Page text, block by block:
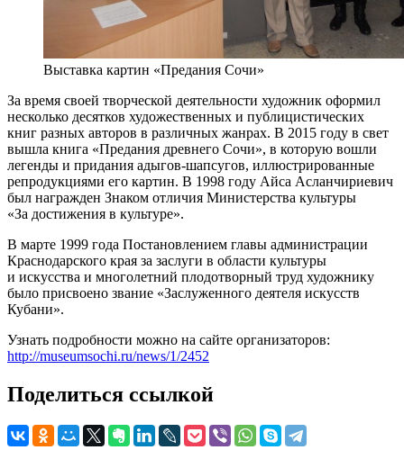
Выставка картин «Предания Сочи»
За время своей творческой деятельности художник оформил
несколько десятков художественных и публицистических
книг разных авторов в различных жанрах. В 2015 году в свет
вышла книга «Предания древнего Сочи», в которую вошли
легенды и придания адыгов-шапсугов, иллюстрированные
репродукциями его картин. В 1998 году Айса Асланчириевич
был награжден Знаком отличия Министерства культуры
«За достижения в культуре».
В марте 1999 года Постановлением главы администрации
Краснодарского края за заслуги в области культуры
и искусства и многолетний плодотворный труд художнику
было присвоено звание «Заслуженного деятеля искусств
Кубани».
Узнать подробности можно на сайте организаторов:
http://museumsochi.ru/news/1/2452
Поделиться ссылкой